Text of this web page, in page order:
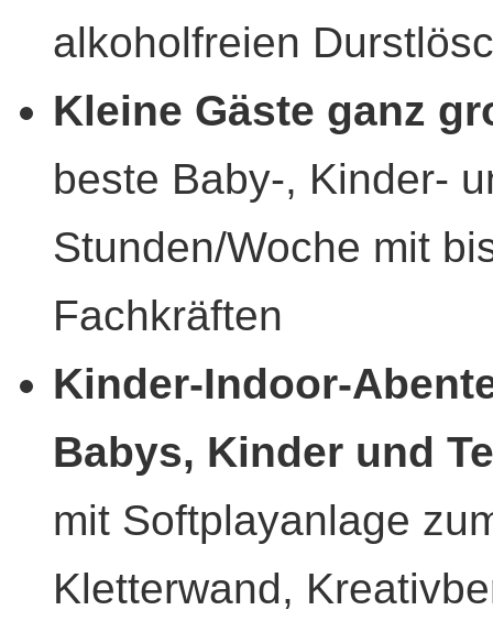
alkoholfreien
Kleine Gäste ganz
beste Baby-, Kinder-
Stunden/Woche mit
Fachkräften
Kinder-Indoor-
Babys, Kinder und
mit Softplayanlage
Kletterwand,